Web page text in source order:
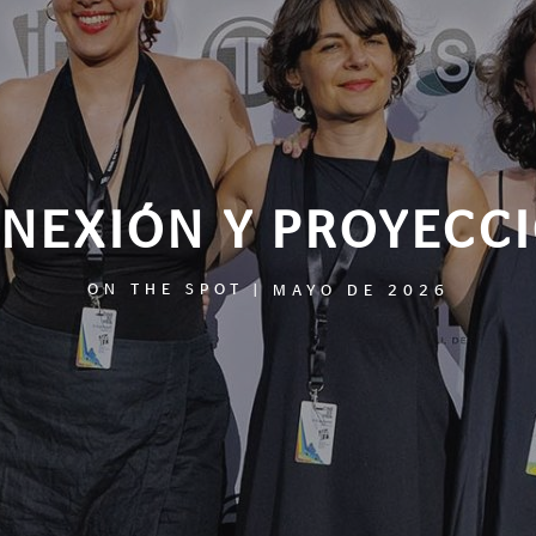
Y
ON THE SPOT| MAYO DE 2026